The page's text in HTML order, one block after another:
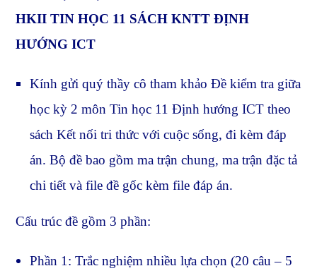
HKII TIN HỌC 11 SÁCH KNTT ĐỊNH
HƯỚNG ICT
Kính gửi quý thầy cô tham khảo Đề kiểm tra giữa
học kỳ 2 môn Tin học 11 Định hướng ICT theo
sách Kết nối tri thức với cuộc sống, đi kèm đáp
án. Bộ đề bao gồm ma trận chung, ma trận đặc tả
chi tiết và file đề gốc kèm file đáp án.
Cấu trúc đề gồm 3 phần:
Phần 1: Trắc nghiệm nhiều lựa chọn (20 câu – 5